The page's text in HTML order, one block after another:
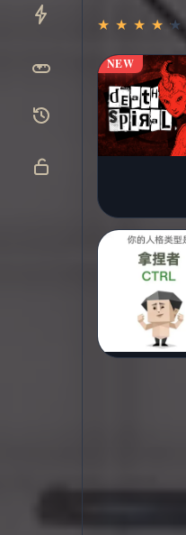
Main★
★ ★
★ ★
★ ★
★ ★
★
NEW